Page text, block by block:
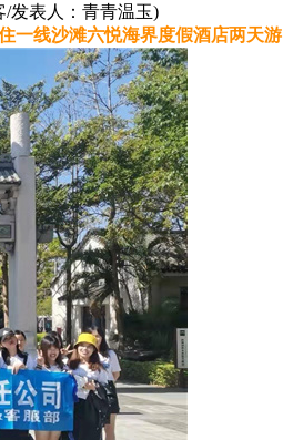
/发表人：青青温玉)
一线沙滩六悦海界度假酒店两天游